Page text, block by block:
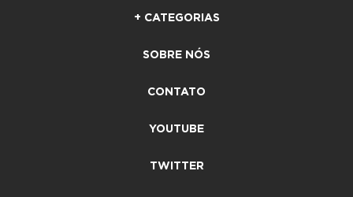
+ CATEGORIAS
SOBRE NÓS
CONTATO
YOUTUBE
TWITTER